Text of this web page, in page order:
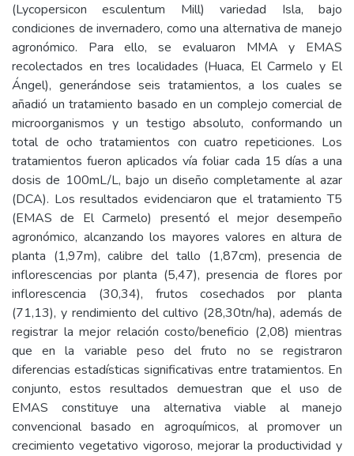
(Lycopersicon esculentum Mill) variedad Isla, bajo
condiciones de invernadero, como una alternativa de manejo
agronómico. Para ello, se evaluaron MMA y EMAS
recolectados en tres localidades (Huaca, El Carmelo y El
Ángel), generándose seis tratamientos, a los cuales se
añadió un tratamiento basado en un complejo comercial de
microorganismos y un testigo absoluto, conformando un
total de ocho tratamientos con cuatro repeticiones. Los
tratamientos fueron aplicados vía foliar cada 15 días a una
dosis de 100mL/L, bajo un diseño completamente al azar
(DCA). Los resultados evidenciaron que el tratamiento T5
(EMAS de El Carmelo) presentó el mejor desempeño
agronómico, alcanzando los mayores valores en altura de
planta (1,97m), calibre del tallo (1,87cm), presencia de
inflorescencias por planta (5,47), presencia de flores por
inflorescencia (30,34), frutos cosechados por planta
(71,13), y rendimiento del cultivo (28,30tn/ha), además de
registrar la mejor relación costo/beneficio (2,08) mientras
que en la variable peso del fruto no se registraron
diferencias estadísticas significativas entre tratamientos. En
conjunto, estos resultados demuestran que el uso de
EMAS constituye una alternativa viable al manejo
convencional basado en agroquímicos, al promover un
crecimiento vegetativo vigoroso, mejorar la productividad y